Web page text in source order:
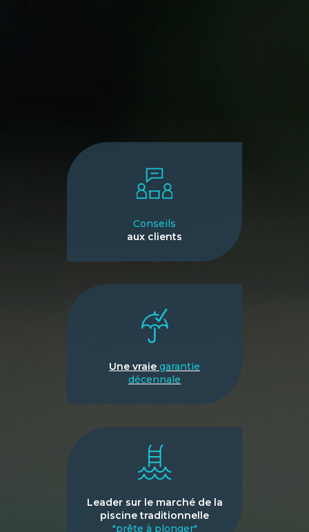
Conseils
aux clients
Une vraie garantie
décennale
Leader sur le marché de la
piscine traditionnelle
"prête à plonger"